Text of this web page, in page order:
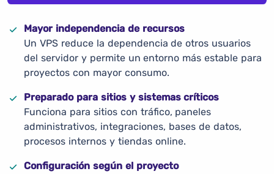
Mayor independencia de recursos
Un VPS reduce la dependencia de otros usuarios
del servidor y permite un entorno más estable para
proyectos con mayor consumo.
Preparado para sitios y sistemas críticos
Funciona para sitios con tráfico, paneles
administrativos, integraciones, bases de datos,
procesos internos y tiendas online.
Configuración según el proyecto